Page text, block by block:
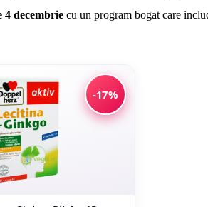
4 decembrie cu un program bogat care
-17%